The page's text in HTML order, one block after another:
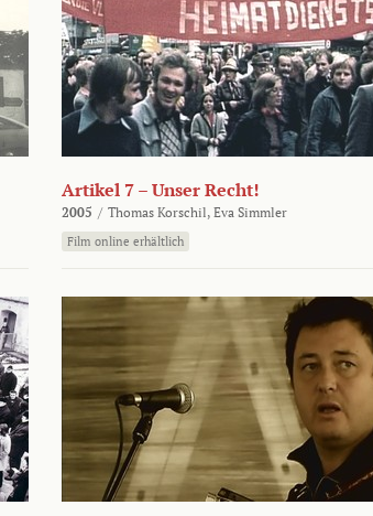
Artikel 7 – Unser Recht!
2005 / Thomas Korschil, Eva Simmler
Film online erhältlich